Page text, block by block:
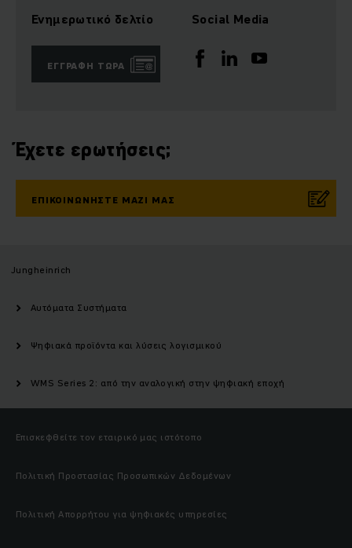
Ενημερωτικό δελτίο
ΕΓΓΡΑΦΉ ΤΏΡΑ
Social Media
Έχετε ερωτήσεις;
ΕΠΙΚΟΙΝΩΝΉΣΤΕ ΜΑΖΊ ΜΑΣ
Jungheinrich
Αυτόματα Συστήματα
Ψηφιακά προϊόντα και λύσεις λογισμικού
WMS Series 2: από την αναλογική στην ψηφιακή εποχή
Επισκεφθείτε τον εταιρικό μας ιστότοπο
Πολιτική Προστασίας Προσωπικών Δεδομένων
Πολιτική Απορρήτου για ψηφιακές υπηρεσίες